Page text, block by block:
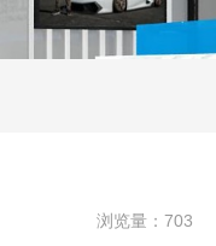
浏览量：703